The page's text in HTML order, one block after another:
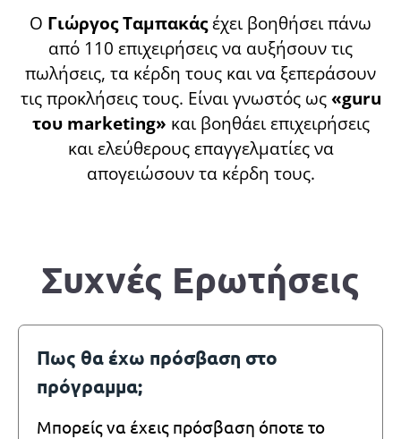
Ο Γιώργος Ταμπακάςέχει βοηθήσει πάνω
από 110 επιχειρήσεις να αυξήσουν τις
πωλήσεις, τα κέρδη τους και να ξεπεράσουν
τις προκλήσεις τους. Είναι γνωστός ως«guru
του marketing» και βοηθάει επιχειρήσεις
και ελεύθερους επαγγελματίες να
απογειώσουν τα κέρδη τους.
Συχνές Ερωτήσεις
Πως θα έχω πρόσβαση στο
πρόγραμμα;
Μπορείς να έχεις πρόσβαση όποτε το